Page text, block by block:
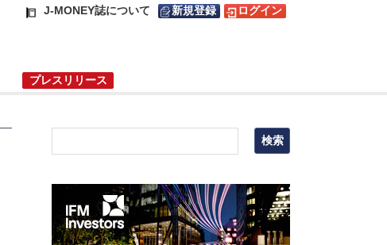
J-MONEY誌について 新規登録 ログイン
プレスリリース